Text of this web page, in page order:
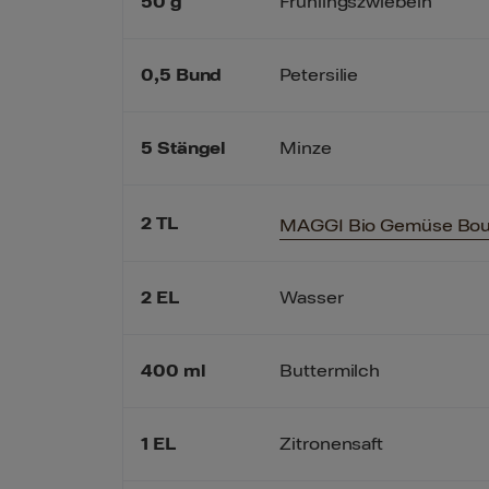
0,5 Bund
5 Stängel
2 TL
2 EL
400 ml
1 EL
Petersilie
Minze
MAGGI Bio Gemüse
Wasser
Buttermilch
Zitronensaft